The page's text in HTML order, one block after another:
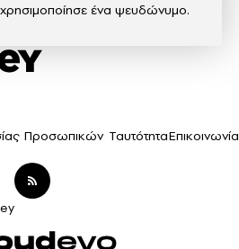
χρησιμοποίησε ένα ψευδώνυμο.
Προσωπικών ΤαυτότηταΕπικοινωνία